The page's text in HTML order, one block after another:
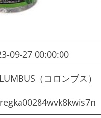
09-27 00:00:00
（コロンブス）